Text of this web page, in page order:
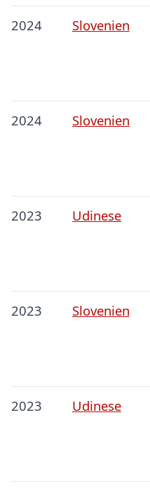
2024 Slovenien
2024 Slovenien
2023 Udinese
2023 Slovenien
2023 Udinese